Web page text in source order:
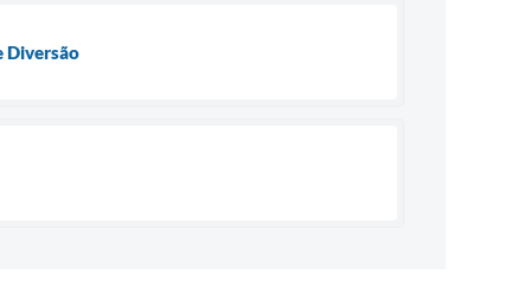
Diversão